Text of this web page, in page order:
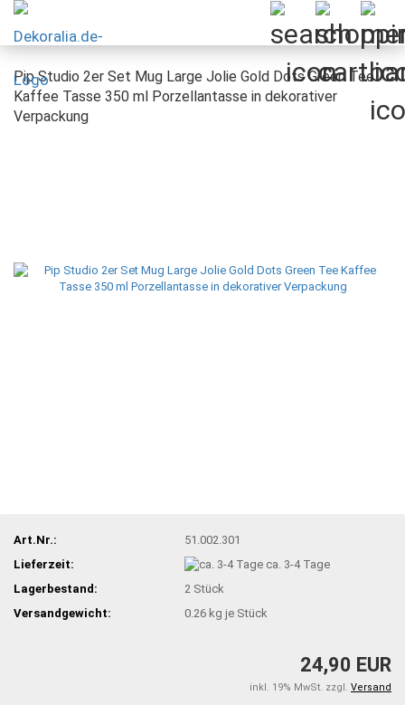
Pip Studio 2er Set Mug Large Jolie Gold Dots Green Tee
Kaffee Tasse 350 ml Porzellantasse in dekorativer
Verpackung
Art.Nr.:
51.002.301
Lieferzeit:
ca. 3-4 Tage
Lagerbestand:
2 Stück
Versandgewicht:
0.26 kg je Stück
24,90 EUR
inkl. 19% MwSt. zzgl. Versand